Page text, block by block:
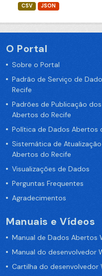
CSV JSON
O Portal
Sobre o Portal
Padrão de Serviço de
Recife
Padrões de Publicação
Abertos do Recife
Política de Dados Abertos
Sistemática de
Abertos do Recife
Visualizações de Dados
Perguntas Frequentes
Agradecimentos
Manuais e Vídeos
Manual de Dados Abertos
Manual do desenvolvedor
Cartilha do desenvolvedor